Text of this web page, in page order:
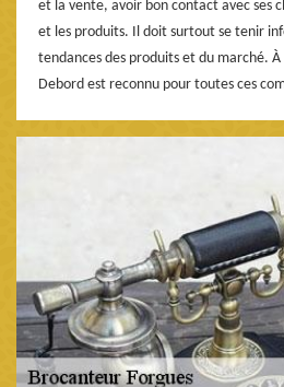
et la vente, avoir bon contact avec ses
et les produits. Il doit surtout se tenir
tendances des produits et du marché.
Debord est reconnu pour toutes ces